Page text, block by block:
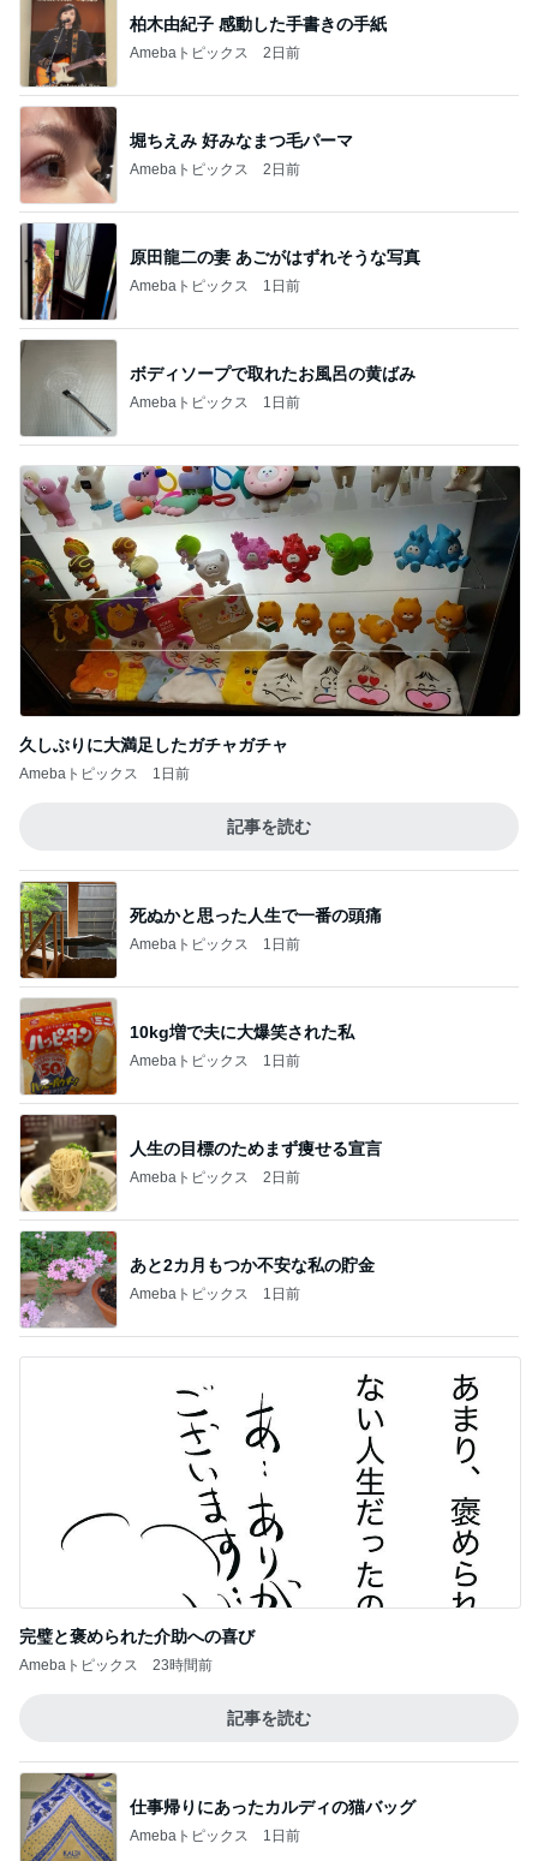
柏木由紀子 感動した手書きの手紙
Amebaトピックス 2日前
堀ちえみ 好みなまつ毛パーマ
Amebaトピックス 2日前
原田龍二の妻 あごがはずれそうな写真
Amebaトピックス 1日前
ボディソープで取れたお風呂の黄ばみ
Amebaトピックス 1日前
久しぶりに大満足したガチャガチャ
Amebaトピックス 1日前
記事を読む
死ぬかと思った人生で一番の頭痛
Amebaトピックス 1日前
10kg増で夫に大爆笑された私
Amebaトピックス 1日前
人生の目標のためまず痩せる宣言
Amebaトピックス 2日前
あと2カ月もつか不安な私の貯金
Amebaトピックス 1日前
完璧と褒められた介助への喜び
Amebaトピックス 23時間前
記事を読む
仕事帰りにあったカルディの猫バッグ
Amebaトピックス 1日前